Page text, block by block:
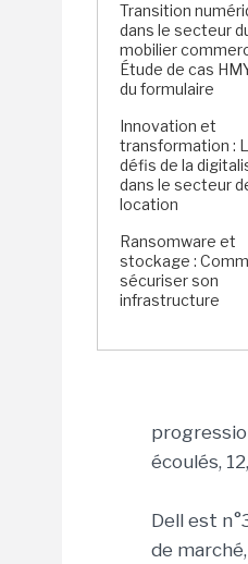
Transition
dans le secteur
mobilier
Étude de cas
du formulaire
Innovation et
transformation :
défis de la
dans le secteur
location
Ransomware et
stockage :
sécuriser son
infrastructure
écoulés,
Dell est
de